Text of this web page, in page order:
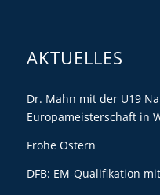
AKTUELLES
Dr. Mahn mit der U19
Europameisterschaft in
Frohe Ostern
DFB: EM-Qualifikation